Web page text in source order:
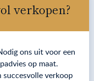
verkopen?
ons uit voor een
op maat.
verkoop